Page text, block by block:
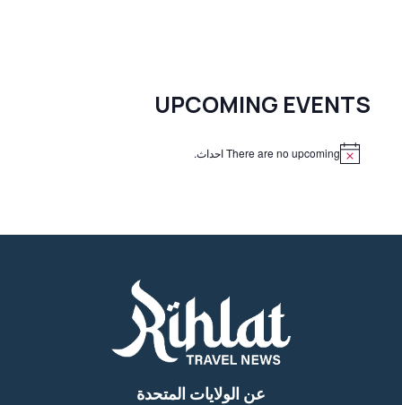
UPCOMING EVENTS
There are no upcoming احداث.
عن الولايات المتحدة